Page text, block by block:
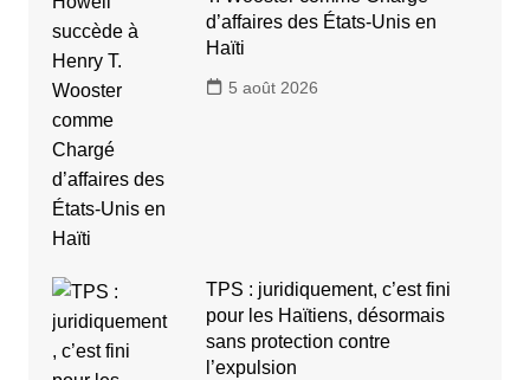
d’affaires des États-Unis en
Haïti
5 août 2026
TPS : juridiquement, c’est fini
pour les Haïtiens, désormais
sans protection contre
l’expulsion